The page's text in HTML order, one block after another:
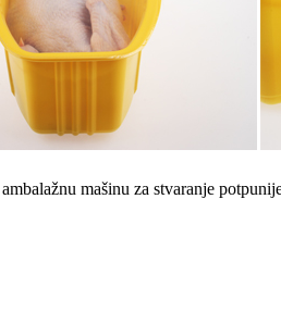
mašinu za stvaranje